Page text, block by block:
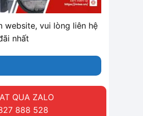
website, vui lòng liên hệ
nhất
QUA ZALO
888 528